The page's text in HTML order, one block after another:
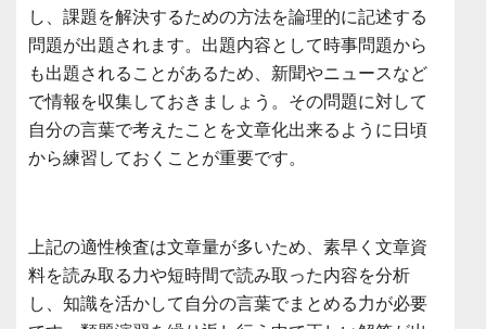
し、課題を解決するための方法を論理的に記述する
問題が出題されます。出題内容として時事問題から
も出題されることがあるため、新聞やニュースなど
で情報を収集しておきましょう。その問題に対して
自分の言葉で考えたことを文章化出来るように日頃
から練習しておくことが重要です。
上記の適性検査は文章量が多いため、素早く文章資
料を読み取る力や短時間で読み取った内容を分析
し、知識を活かして自分の言葉でまとめる力が必要